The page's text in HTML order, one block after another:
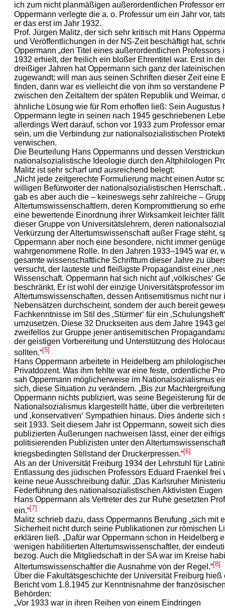
ich zum nicht planmäßigen außerordentlichen Professor
Oppermann verlegte die a. o. Professur um ein Jahr vor,
er das erst im Jahr 1932.
Prof. Jürgen Malitz, der sich sehr kritisch mit Hans
und Veröffentlichungen in der NS-Zeit beschäftigt hat,
Oppermann „den Titel eines außerordentlichen Professors
1932 erhielt, der freilich ein bloßer Ehrentitel war. Erst in
dreißiger Jahren hat Oppermann sich ganz der
zugewandt; will man aus seinen Schriften dieser Zeit eine
finden, dann war es vielleicht die von ihm so verstandene
zwischen den Zeitaltern der späten Republik und Weimar,
ähnliche Lösung wie für Rom erhoffen ließ: Sein Augustus
Oppermann legte in seinen nach 1945 geschriebenen
allerdings Wert darauf, schon vor 1933 zum Professor
sein, um die Verbindung zur nationalsozialistischen
verwischen.
Die Beurteilung Hans Oppermanns und dessen
nationalsozialistische Ideologie durch den Altphilologen
Malitz ist sehr scharf und ausreichend belegt:
„Nicht jede zeitgerechte Formulierung macht einen Autor
willigen Befürworter der nationalsozialistischen Herrschaft.
gab es aber auch die – keineswegs sehr zahlreiche –
Altertumswissenschaftlern, deren Kompromittierung so
eine bewertende Einordnung ihrer Wirksamkeit leichter
dieser Gruppe von Universitätslehrern, deren
Verkürzung der Altertumswissenschaft außer Frage steht,
Oppermann aber noch eine besondere, nicht immer
wahrgenommene Rolle. In den Jahren 1933–1945 war er,
gesamte wissenschaftliche Schrifttum dieser Jahre zu
versucht, der lauteste und fleißigste Propagandist einer
Wissenschaft. Oppermann hat sich nicht auf ‚völkisches‘
beschränkt. Er ist wohl der einzige Universitätsprofessor
Altertumswissenschaften, dessen Antisemitismus nicht nur
Nebensätzen durchscheint, sondern der auch bereit
Fachkenntnisse im Stil des ‚Stürmer‘ für ein
umzusetzen. Diese 32 Druckseiten aus dem Jahre 1943
zweifellos zur Gruppe jener antisemitischen
der geistigen Vorbereitung und Unterstützung des
sollten.“[5]
Hans Oppermann arbeitete in Heidelberg am
Privatdozent. Was ihm fehlte war eine feste, ordentliche
sah Oppermann möglicherweise im Nationalsozialismus
sich, diese Situation zu verändern. „Bis zur
Oppermann nichts publiziert, was seine Begeisterung für
Nationalsozialismus klargestellt hätte, über die verbreiteten
und ‚konservativen‘ Sympathien hinaus. Dies änderte sich
seit 1933. Seit diesem Jahr ist Oppermann, soweit sich
publizierten Äußerungen nachweisen lässt, einer der
politisierenden Publizisten unter den
kriegsbedingten Stillstand der Druckerpressen.“[6]
Als an der Universität Freiburg 1934 der Lehrstuhl für
Entlassung des jüdischen Professors Eduard Fraenkel frei
keine neue Ausschreibung dafür. „Das Karlsruher
Federführung des nationalsozialistischen Aktivisten Eugen
Hans Oppermann als Vertreter des zur Ruhe gesetzten
ein.“[7]
Malitz schrieb dazu, dass Oppermanns Berufung „sich mit
Sicherheit nicht durch seine Publikationen zur römischen
erklären ließ. „Dafür war Oppermann schon in Heidelberg
wenigen habilitierten Altertumswissenschaftler, der
bezog. Auch die Mitgliedschaft in der SA war im Kreise
Altertumswissenschaftler die Ausnahme von der Regel.“[8]
Über die Fakultätsgeschichte der Universität Freiburg hieß
Bericht vom 1.8.1945 zur Kenntnisnahme der
Behörden:
„Vor 1933 war in ihren Reihen von einem Eindringen